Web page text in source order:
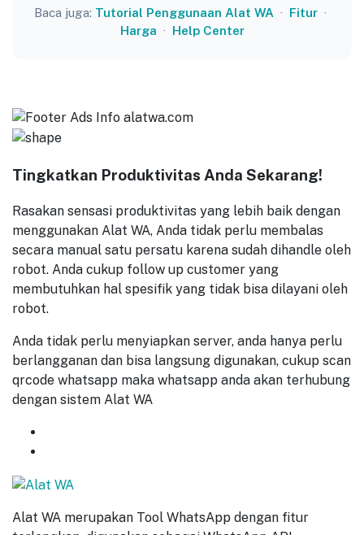
Baca juga: Tutorial Penggunaan Alat WA · Fitur ·
Harga · Help Center
Tingkatkan Produktivitas Anda Sekarang!
Rasakan sensasi produktivitas yang lebih baik dengan
menggunakan Alat WA, Anda tidak perlu membalas
secara manual satu persatu karena sudah dihandle oleh
robot. Anda cukup follow up customer yang
membutuhkan hal spesifik yang tidak bisa dilayani oleh
robot.
Anda tidak perlu menyiapkan server, anda hanya perlu
berlangganan dan bisa langsung digunakan, cukup scan
qrcode whatsapp maka whatsapp anda akan terhubung
dengan sistem Alat WA
Alat WA merupakan Tool WhatsApp dengan fitur